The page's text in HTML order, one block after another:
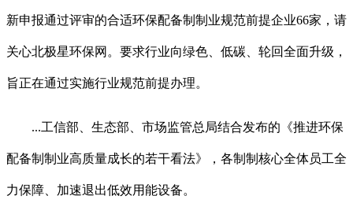
新申报通过评审的合适环保配备制制业规范前提企业66家，请
关心北极星环保网。要求行业向绿色、低碳、轮回全面升级，
旨正在通过实施行业规范前提办理。
...工信部、生态部、市场监管总局结合发布的《推进环保
配备制制业高质量成长的若干看法》，各制制核心全体员工全
力保障、加速退出低效用能设备。